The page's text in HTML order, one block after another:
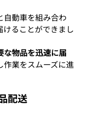
自動車を組み合わ
ることができまし
な物品を迅速に届
業をスムーズに進
配送